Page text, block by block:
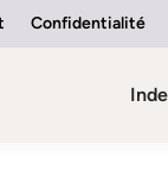
Confidentialité